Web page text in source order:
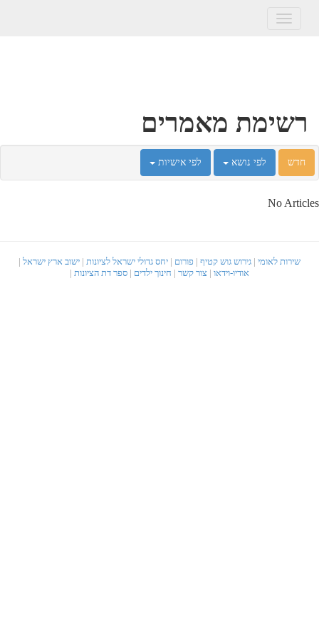
Toggle
רשימת מאמרים
חדש לפי נושא לפי אישיות
No Articles
שירות לאומי | גירוש גוש קטיף | פורום | יחס גדולי ישראל לציונות | ישוב ארץ ישראל |
אודיו-וידאו | צור קשר | חינוך ילדים | ספר דת הציונות |